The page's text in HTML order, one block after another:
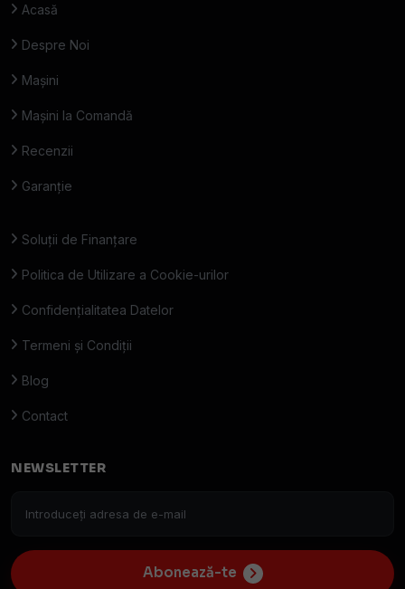
Acasă
Despre Noi
Mașini
Mașini la Comandă
Recenzii
Garanție
Soluții de Finanțare
Politica de Utilizare a Cookie-urilor
Confidențialitatea Datelor
Termeni și Condiții
Blog
Contact
NEWSLETTER
Abonează-te